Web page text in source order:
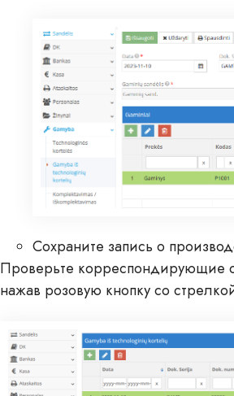
Сохраните запись о
Проверьте корреспондирующие
нажав розовую кнопку со